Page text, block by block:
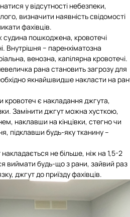
у відсутності небезпеки,
визначити наявність свідомості
фахівців.
судина пошкоджена, кровотечі
Внутрішня − паренхіматозна
венозна, капілярна кровотечі.
рана становить загрозу для
якнайшвидше накласти на
кровотеч є накладання джгута,
Замінити джгут можна хусткою,
наклавши на кінцівки, стегно чи
підклавши будь-яку тканину –
не більше, ніж на 1,5-2
виймати будь-що з рани, зайвий раз
джгут до приїзду фахівців.